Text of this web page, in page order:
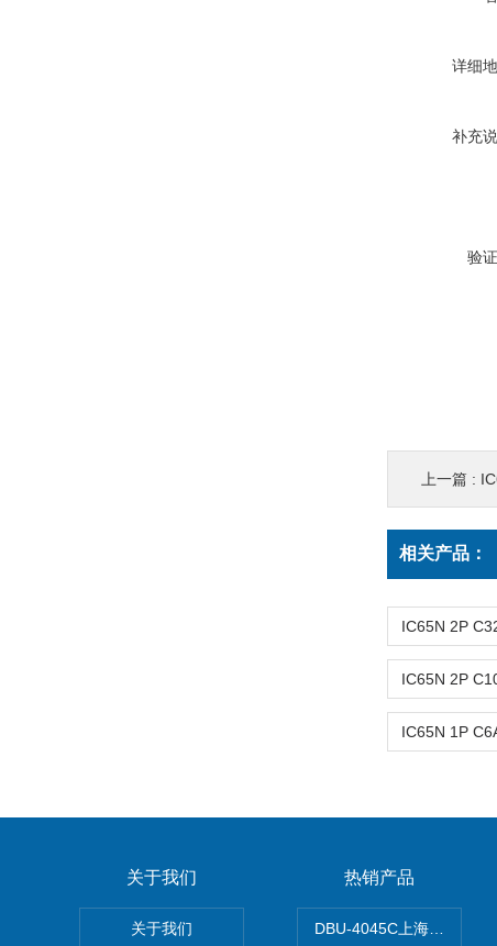
详细
补充
验
上一篇 :
相关产品：
关于我们
关于我们
热销产品
DBU-4045C上海鹰峰制动